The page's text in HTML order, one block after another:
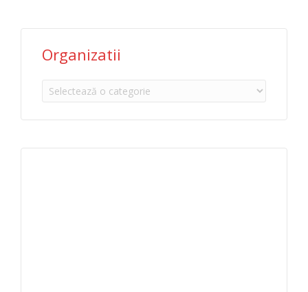
Organizatii
Organizatii